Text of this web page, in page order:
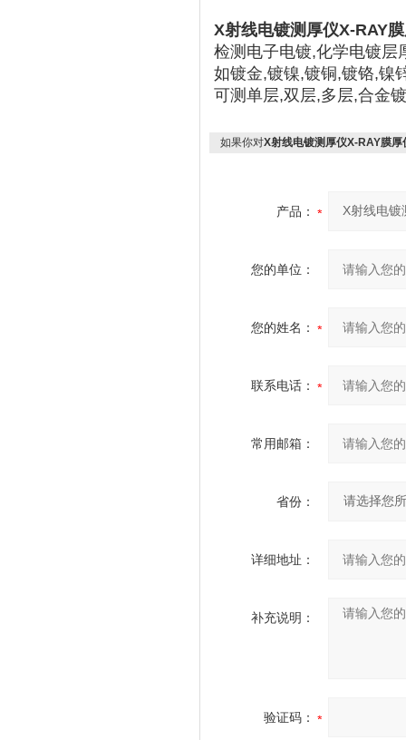
X射线电镀测厚仪X-RAY
检测电子电镀,化学电镀层
如镀金,镀镍,镀铜,镀铬,镍
可测单层,双层,多层,合金
如果你对X射线电镀测厚仪X-RAY膜
产品：
您的单位：
您的姓名：
联系电话：
常用邮箱：
省份：
详细地址：
补充说明：
验证码：